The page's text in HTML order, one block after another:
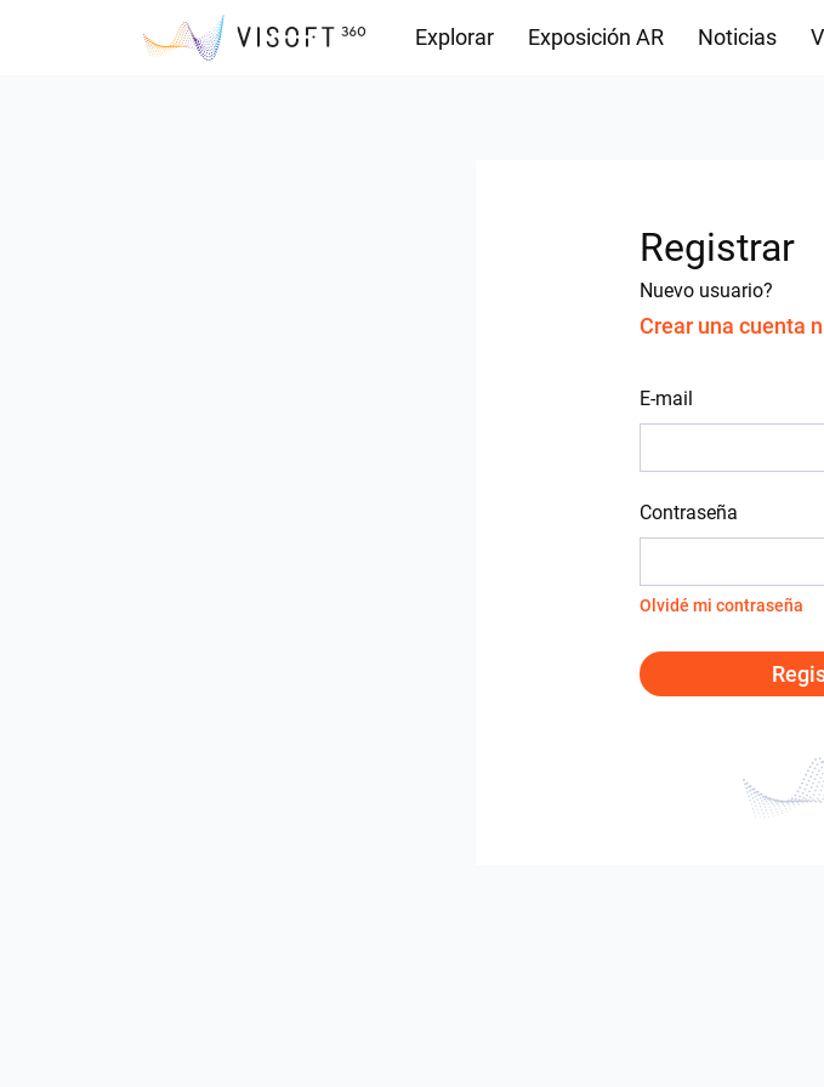
Explorar Exposición AR Noticias
Registrar
Nuevo usuario?
Crear una cuenta
E-mail
Contraseña
Olvidé mi contraseña